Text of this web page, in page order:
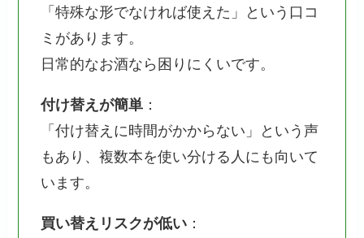
「特殊な形でなければ使えた」という口コ
ミがあります。
日常的なお酒なら困りにくいです。
付け替えが簡単 ：
「付け替えに時間がかからない」という声
もあり、複数本を使い分ける人にも向いて
います。
買い替えリスクが低い ：